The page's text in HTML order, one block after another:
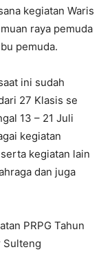
kegiatan Waris
raya pemuda
pemuda.
ini sudah
27 Klasis se
13 – 21 Juli
kegiatan
kegiatan lain
dan juga
PRPG Tahun
Sulteng